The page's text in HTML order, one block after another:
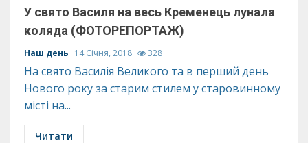
У свято Василя на весь Кременець лунала
коляда (ФОТОРЕПОРТАЖ)
Наш день 14 Січня, 2018 328
На свято Василія Великого та в перший день
Нового року за старим стилем у старовинному
місті на...
Читати